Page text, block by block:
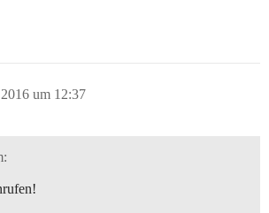
um 12:37